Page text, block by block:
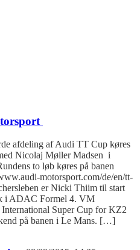
afdeling af Audi TT Cup køres
Nicolaj Møller Madsen i
to løb køres på banen
motorsport.com/de/en/tt-
er Nicki Thiim til start
i ADAC Formel 4. VM
Super Cup for KZ2
på banen i Le Mans. […]